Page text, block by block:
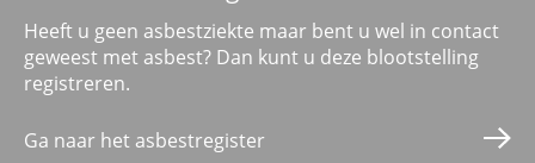
Heeft u geen asbestziekte maar bent u wel in contact
geweest met asbest? Dan kunt u deze blootstelling
registreren.
Ga naar het asbestregister